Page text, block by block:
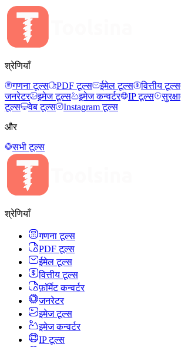
श्रेणियाँ
गणना टूल्स
PDF टूल्स ईमेल टूल्स वित्तीय टूल्स
जनरेटर
इमेज टूल्स इमेज कन्वर्टर IP टूल्स सुरक्षा
टूल्स
वेब टूल्स
Instagram टूल्स
और
सभी टूल्स
श्रेणियाँ
गणना टूल्स
PDF टूल्स
ईमेल टूल्स
वित्तीय टूल्स
फ़ॉर्मेट कन्वर्टर
जनरेटर
इमेज टूल्स
इमेज कन्वर्टर
IP टूल्स